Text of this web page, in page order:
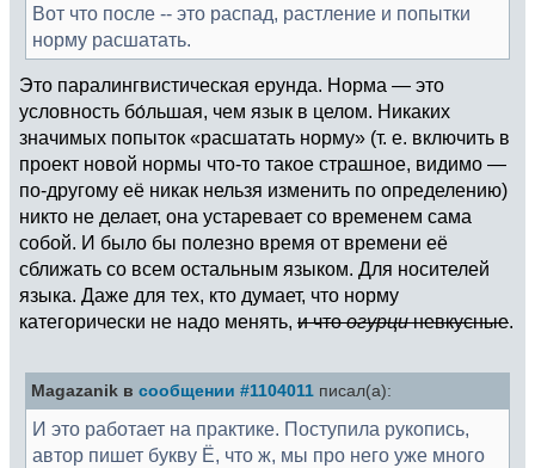
Вот что после -- это распад, растление и попытки
норму расшатать.
Это паралингвистическая ерунда. Норма — это
условность бо́льшая, чем язык в целом. Никаких
значимых попыток «расшатать норму» (т. е. включить в
проект новой нормы что-то такое страшное, видимо —
по-другому её никак нельзя изменить по определению)
никто не делает, она устаревает со временем сама
собой. И было бы полезно время от времени её
сближать со всем остальным языком. Для носителей
языка. Даже для тех, кто думает, что норму
категорически не надо менять, и чтоогурциневкусные.
Magazanik в сообщении #1104011 писал(а):
И это работает на практике. Поступила рукопись,
автор пишет букву Ё, что ж, мы про него уже много